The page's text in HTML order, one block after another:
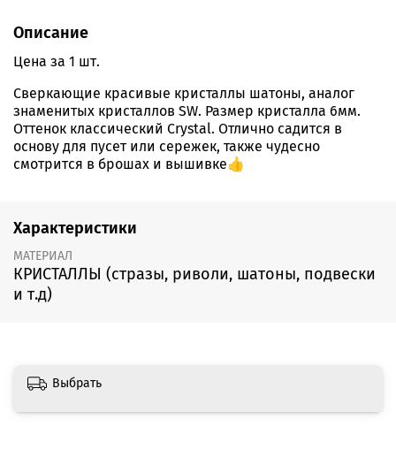
Описание
Цена за 1 шт.
Сверкающие красивые кристаллы шатоны, аналог
знаменитых кристаллов SW. Размер кристалла 6мм.
Оттенок классический Crystal. Отлично садится в
основу для пусет или сережек, также чудесно
смотрится в брошах и вышивке👍
Характеристики
МАТЕРИАЛ
КРИСТАЛЛЫ (стразы, риволи, шатоны, подвески
и т.д)
Выбрать